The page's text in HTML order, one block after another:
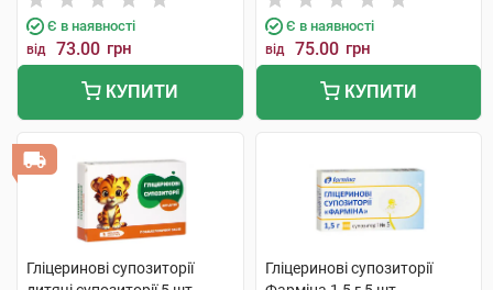
Є в наявності
від 73.00 грн
КУПИТИ
Є в наявності
від 75.00 грн
КУПИТИ
Гліцеринові супозиторії
Гліцеринові супозиторії